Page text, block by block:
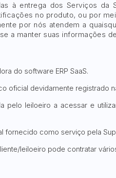
à entrega dos Serviços
no produto, ou por
por nós atendem a
a manter suas informações
do software ERP SaaS.
oficial devidamente registrado
pelo leiloeiro a acessar e
fornecido como serviço pela
leiloeiro pode contratar